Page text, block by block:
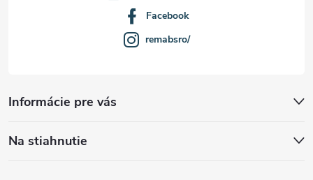
Informácie pre vás
Na stiahnutie
Facebook
remabsro/